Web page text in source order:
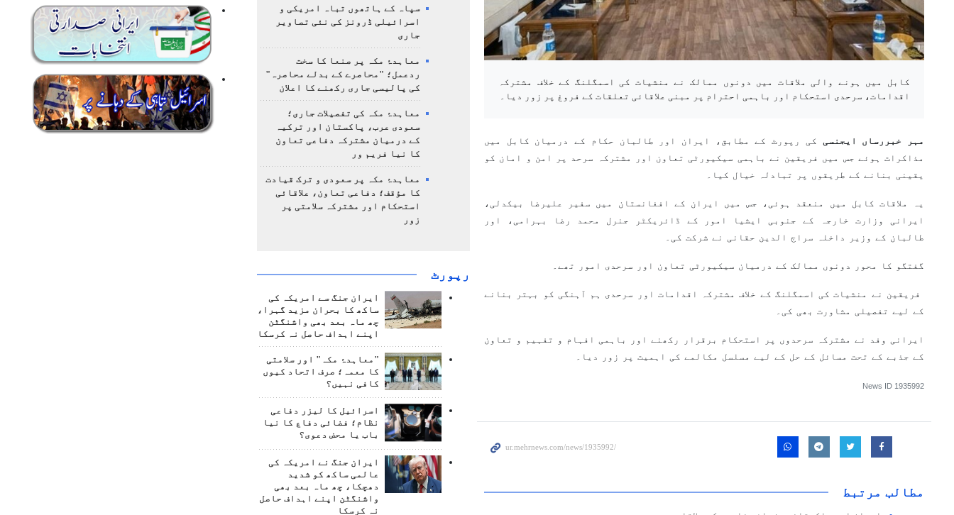
کابل میں ہونے والی ملاقات میں دونوں ممالک نے منشیات کی اسمگلنگ کے خلاف مشترکہ
اقدامات، سرحدی استحکام اور باہمی احترام پر مبنی علاقائی تعلقات کے فروغ پر زور دیا۔
مہر خبررساں ایجنسی کی رپورٹ کے مطابق، ایران اور طالبان حکام کے درمیان کابل میں
مذاکرات ہوئے جس میں فریقین نے باہمی سیکیورٹی تعاون اور مشترکہ سرحد پر امن و امان کو
یقینی بنانے کے طریقوں پر تبادلہ خیال کیا۔
یہ ملاقات کابل میں منعقد ہوئی، جس میں ایران کے افغانستان میں سفیر علیرضا بیکدلی،
ایرانی وزارت خارجہ کے جنوبی ایشیا امور کے ڈائریکٹر جنرل محمد رضا بہرامی، اور
طالبان کے وزیر داخلہ سراج الدین حقانی نے شرکت کی۔
گفتگو کا محور دونوں ممالک کے درمیان سیکیورٹی تعاون اور سرحدی امور تھے۔
فریقین نے منشیات کی اسمگلنگ کے خلاف مشترکہ اقدامات اور سرحدی ہم آہنگی کو بہتر بنانے
کے لیے تفصیلی مشاورت بھی کی۔
ایرانی وفد نے مشترکہ سرحدوں پر استحکام برقرار رکھنے اور باہمی افہام و تفہیم و تعاون
کے جذبے کے تحت مسائل کے حل کے لیے مسلسل مکالمے کی اہمیت پر زور دیا۔
News ID 1935992
مطالب مرتبط
سپاہ کے ہاتھوں تباہ امریکی و
اسرائیلی ڈرونز کی نئی تصاویر
جاری
معاہدۂ مکہ پر صنعا کا سخت
ردعمل؛ "محاصرے کے بدلے محاصرہ"
کی پالیسی جاری رکھنے کا اعلان
معاہدۂ مکہ کی تفصیلات جاری؛
سعودی عرب، پاکستان اور ترکیہ
کے درمیان مشترکہ دفاعی تعاون
کا نیا فریم ور
معاہدۂ مکہ پر سعودی و ترک قیادت
کا مؤقف؛ دفاعی تعاون، علاقائی
استحکام اور مشترکہ سلامتی پر
زور
رپورٹ
ایران جنگ سے امریکہ کی
ساکھ کا بحران مزید گہرا،
چھ ماہ بعد بھی واشنگٹن
اپنے اہداف حاصل نہ کرسکا
"معاہدۂ مکہ" اور سلامتی
کا معمہ؛ صرف اتحاد کیوں
کافی نہیں؟
اسرائیل کا لیزر دفاعی
نظام؛ فضائی دفاع کا نیا
باب یا محض دعوی؟
ایران جنگ نے امریکہ کی
عالمی ساکھ کو شدید
دھچکا، چھ ماہ بعد بھی
واشنگٹن اپنے اہداف حاصل
نہ کرسکا